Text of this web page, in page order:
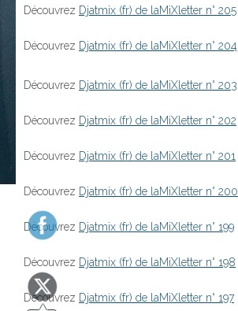
Découvrez Djatmix (fr) de laMiXletter n° 205
Découvrez Djatmix (fr) de laMiXletter n° 204
Découvrez Djatmix (fr) de laMiXletter n° 203
Découvrez Djatmix (fr) de laMiXletter n° 202
Découvrez Djatmix (fr) de laMiXletter n° 201
Découvrez Djatmix (fr) de laMiXletter n° 200
Découvrez Djatmix (fr) de laMiXletter n° 199
Découvrez Djatmix (fr) de laMiXletter n° 198
Découvrez Djatmix (fr) de laMiXletter n° 197
323